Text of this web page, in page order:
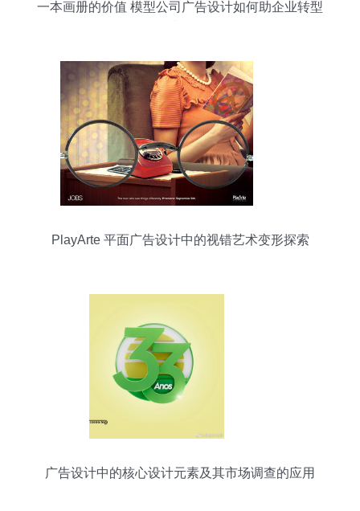
一本画册的价值 模型公司广告设计如何助企业转型
PlayArte 平面广告设计中的视错艺术变形探索
广告设计中的核心设计元素及其市场调查的应用